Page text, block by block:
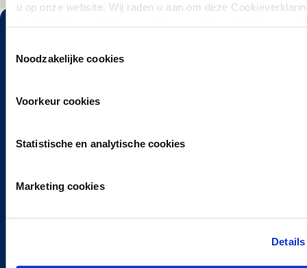
u op onze website. Wij raden u aan om deze
Noodzakelijke cookies
Voorkeur cookies
Statistische en analytische cookies
Marketing cookies
wandel- en ruiterpaden en geasfalteerde autowegen.